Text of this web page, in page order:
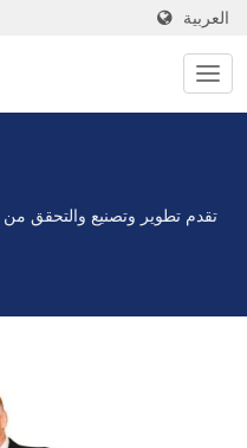
العربية
تقدم تطوير وتصنيع والتحقق